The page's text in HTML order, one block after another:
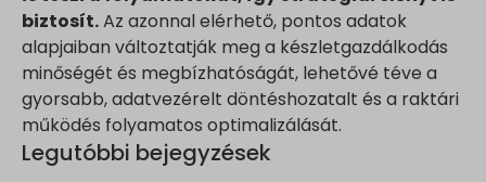
biztosít.Az azonnal elérhető, pontos adatok
alapjaiban változtatják meg a készletgazdálkodás
minőségét és megbízhatóságát, lehetővé téve a
gyorsabb, adatvezérelt döntéshozatalt és a raktári
működés folyamatos optimalizálását.
Legutóbbi bejegyzések